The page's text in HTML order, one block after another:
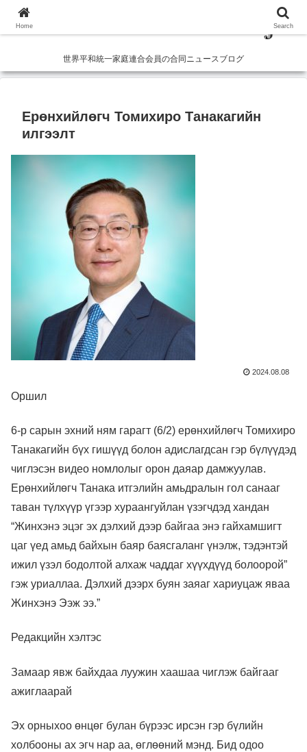
世界平和統一家庭連合会員の合同ニュースブログ
Ерөнхийлөгч Томихиро Танакагийн
илгээлт
2024.08.08
Оршил
6-р сарын эхний ням гарагт (6/2) ерөнхийлөгч Томихиро
Танакагийн бүх гишүүд болон адислагдсан гэр бүлүүдэд
чиглэсэн видео номлолыг орон даяар дамжуулав.
Ерөнхийлөгч Танака итгэлийн амьдралын гол санааг
таван түлхүүр үгээр хураангуйлан үзэгчдэд хандан
“Жинхэнэ эцэг эх дэлхий дээр байгаа энэ гайхамшигт
цаг үед амьд байхын баяр баясгаланг үнэлж, тэдэнтэй
ижил үзэл бодолтой алхаж чаддаг хүүхдүүд болоорой”
гэж уриаллаа. Дэлхий дээрх буян заяаг хариуцаж яваа
Жинхэнэ Ээж ээ.”
Редакцийн хэлтэс
Замаар явж байхдаа луужин хаашаа чиглэж байгааг
ажиглаарай
Эх орныхоо өнцөг булан бүрээс ирсэн гэр бүлийн
холбооны ах эгч нар аа, өглөөний мэнд. Бид одоо
Home Search